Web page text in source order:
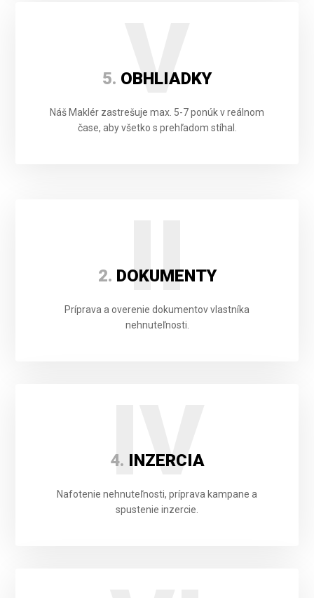
V
5. OBHLIADKY
Náš Maklér zastrešuje max. 5-7 ponúk v reálnom
čase, aby všetko s prehľadom stíhal.
II
2. DOKUMENTY
Príprava a overenie dokumentov vlastníka
nehnuteľnosti.
IV
4. INZERCIA
Nafotenie nehnuteľnosti, príprava kampane a
spustenie inzercie.